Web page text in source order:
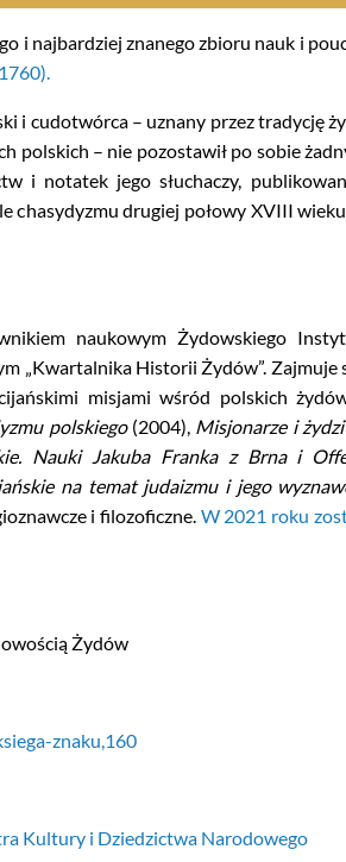
i najbardziej znanego zbioru nauk i
i cudotwórca – uznany przez tradycję
polskich – nie pozostawił po sobie
i notatek jego słuchaczy,
chasydyzmu drugiej połowy XVIII
naukowym Żydowskiego
„Kwartalnika Historii Żydów”. Zajmuje
misjami wśród polskich
polskiego (2004), Misjonarze i
Nauki Jakuba Franka z Brna i
na temat judaizmu i jego
i filozoficzne. W 2021 roku
Żydów
znaku,160
Kultury i Dziedzictwa Narodowego